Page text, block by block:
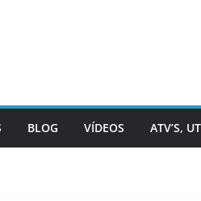
BLOG VÍDEOS ATV’S,